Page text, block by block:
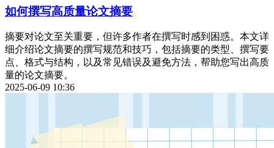
如何撰写高质量论文摘要
摘要对论文至关重要，但许多作者在撰写时感到困惑。本文详
细介绍论文摘要的撰写规范和技巧，包括摘要的类型、撰写要
点、格式与结构，以及常见错误及避免方法，帮助您写出高质
量的论文摘要。
2025-06-09 10:36